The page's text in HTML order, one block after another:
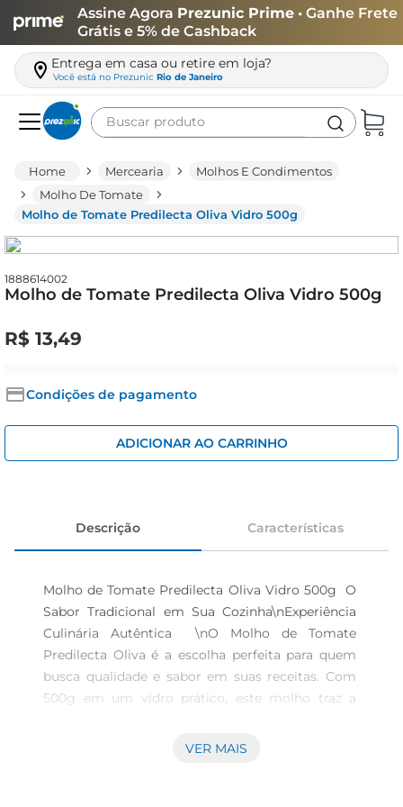
Assine Agora Prezunic Prime • Ganhe Frete
Grátis e 5% de Cashback
Entrega em casa ou retire em loja?
Você está no Prezunic Rio de Janeiro
Buscar produto
Mercearia
Molhos E Condimentos
Molho De Tomate
Molho de Tomate Predilecta Oliva Vidro 500g
1888614002
Molho de Tomate Predilecta Oliva Vidro 500g
R$ 13,49
Condições de pagamento
ADICIONAR AO CARRINHO
Descrição Características
Molho de Tomate Predilecta Oliva Vidro 500g  O
Sabor Tradicional em Sua Cozinha\nExperiência
Culinária Autêntica  \nO Molho de Tomate
Predilecta Oliva é a escolha perfeita para quem
busca qualidade e sabor em suas receitas. Com
500g em um vidro prático, este molho traz a
suave das azeitonas, proporcionando um toque
VER MAIS
leite
queijo
azeite
cerveja